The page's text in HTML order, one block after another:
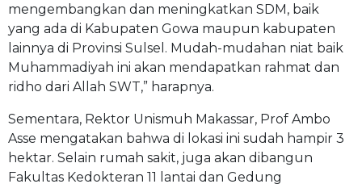
mengembangkan dan meningkatkan SDM, baik
yang ada di Kabupaten Gowa maupun kabupaten
lainnya di Provinsi Sulsel. Mudah-mudahan niat baik
Muhammadiyah ini akan mendapatkan rahmat dan
ridho dari Allah SWT,” harapnya.
Sementara, Rektor Unismuh Makassar, Prof Ambo
Asse mengatakan bahwa di lokasi ini sudah hampir 3
hektar. Selain rumah sakit, juga akan dibangun
Fakultas Kedokteran 11 lantai dan Gedung